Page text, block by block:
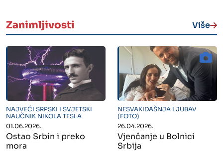
Zanimljivosti Više
" alt="">
NAJVEĆI SRPSKI I SVJETSKI
NAUČNIK NIKOLA TESLA
01.06.2026.
Ostao Srbin i preko
mora
" alt="">
NESVAKIDAŠNJA LJUBAV
(FOTO)
26.04.2026.
Vjenčanje u Bolnici
Srbija